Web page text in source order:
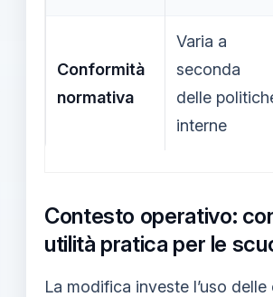
Conformità
normativa
Varia a
seconda
delle
interne
Contesto operativo:
utilità pratica per le
La modifica investe l’uso